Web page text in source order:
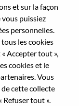
et sur la façon
puissiez
personnelles.
les cookies
Accepter tout »,
cookies et le
Vous
cette collecte
tout ».
with your
your